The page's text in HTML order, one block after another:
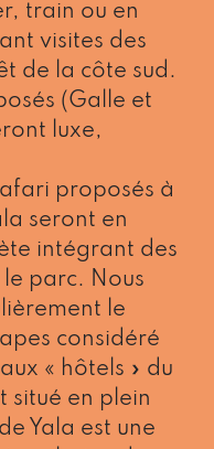
train ou en
visites des
de la côte sud.
(Galle et
luxe,
proposés à
seront en
intégrant des
parc. Nous
le
considéré
« hôtels » du
situé en plein
Yala est une